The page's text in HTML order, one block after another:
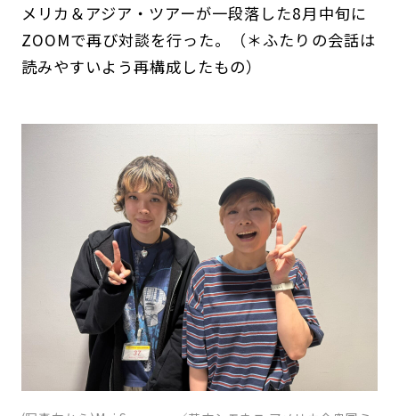
メリカ＆アジア・ツアーが一段落した8月中旬に
ZOOMで再び対談を行った。（＊ふたりの会話は
読みやすいよう再構成したもの）